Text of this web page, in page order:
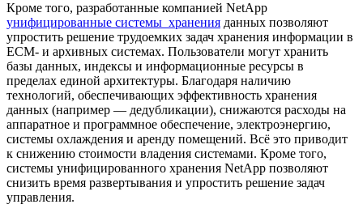
Кроме того, разработанные компанией NetApp
унифицированные системы хранения данных позволяют
упростить решение трудоемких задач хранения информации в
ECM- и архивных системах. Пользователи могут хранить
базы данных, индексы и информационные ресурсы в
пределах единой архитектуры. Благодаря наличию
технологий, обеспечивающих эффективность хранения
данных (например — дедубликации), снижаются расходы на
аппаратное и программное обеспечение, электроэнергию,
системы охлаждения и аренду помещений. Всё это приводит
к снижению стоимости владения системами. Кроме того,
системы унифицированного хранения NetApp позволяют
снизить время развертывания и упростить решение задач
управления.